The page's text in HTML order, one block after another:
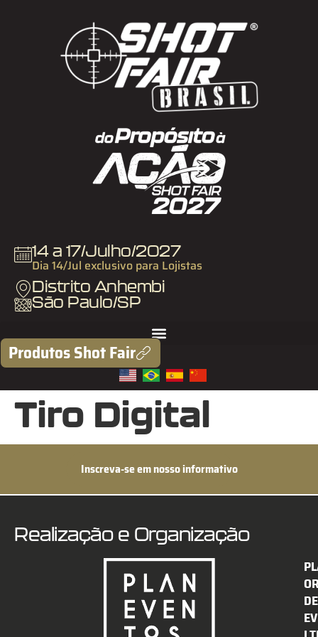
14 a 17/Julho/2027
Dia 14/Jul exclusivo para Lojistas
Distrito Anhembi
São Paulo/SP
Produtos Shot Fair
Tiro Digital
Inscreva-se em nosso informativo
Realização e Organização
DE